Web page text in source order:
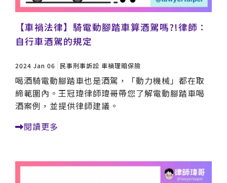
【車禍法律】騎電動腳踏車算酒駕嗎?!律師：
自行車酒駕的規定
2024 Jan 06 民事刑事訴訟 車禍理賠保險
喝酒騎電動腳踏車也是酒駕，「動力機械」都在取
締範圍內。王冠瑋律師瑋哥帶您了解電動腳踏車喝
酒案例，並提供律師建議。
閱讀更多